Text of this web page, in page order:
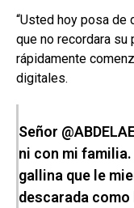
“Usted hoy posa de
que no recordara su
rápidamente
digitales.
Señor
ni con mi
gallina que le
descarada como